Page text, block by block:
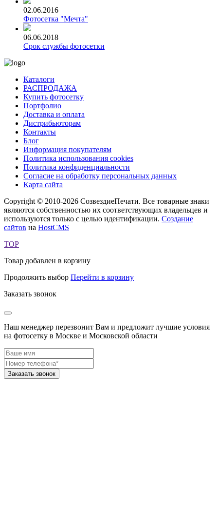
02.06.2016
Фотосетка "Мечта"
06.06.2018
Срок службы фотосетки
Каталоги
РАСПРОДАЖА
Купить фотосетку
Портфолио
Доставка и оплата
Дистрибьюторам
Контакты
Блог
Информация покупателям
Политика использования cookies
Политика конфиденциальности
Согласие на обработку персональных данных
Карта сайта
Copyright © 2010-2026 СозвездиеПечати. Все товарные знаки
являются собственностью их соответствующих владельцев и
используются только с целью идентификации. Создание
сайтов на HostCMS
TOP
Товар добавлен в корзину
Продолжить выбор Перейти в корзину
Заказать звонок
Наш менеджер перезвонит Вам и предложит лучшие условия
на фотосетку в Москве и Московской области
Заказать звонок